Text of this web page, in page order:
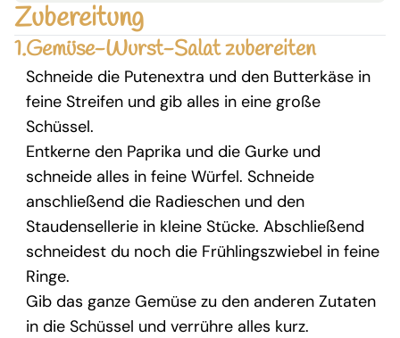
Zubereitung
1.Gemüse-Wurst-Salat zubereiten
Schneide die Putenextra und den Butterkäse in
feine Streifen und gib alles in eine große
Schüssel.
Entkerne den Paprika und die Gurke und
schneide alles in feine Würfel. Schneide
anschließend die Radieschen und den
Staudensellerie in kleine Stücke. Abschließend
schneidest du noch die Frühlingszwiebel in feine
Ringe.
Gib das ganze Gemüse zu den anderen Zutaten
in die Schüssel und verrühre alles kurz.